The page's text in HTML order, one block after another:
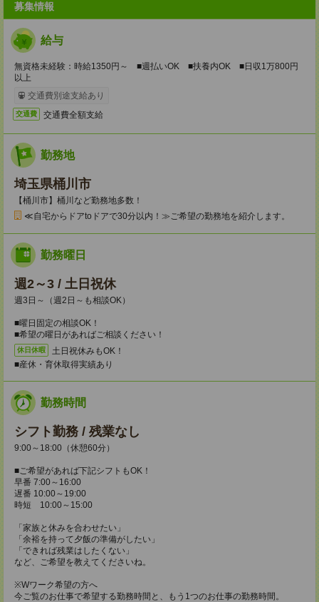
募集情報
給与
無資格未経験：時給1350円～ ■週払いOK ■扶養内OK ■日収1万800円
以上
交通費別途支給あり
交通費 交通費全額支給
勤務地
埼玉県桶川市
【桶川市】桶川など勤務地多数！
≪自宅からドアtoドアで30分以内！≫ご希望の勤務地を紹介します。
勤務曜日
週2～3 / 土日祝休
週3日～（週2日～も相談OK）
■曜日固定の相談OK！
■希望の曜日があればご相談ください！
休日休暇
土日祝休みもOK！
■産休・育休取得実績あり
勤務時間
シフト勤務 / 残業なし
9:00～18:00（休憩60分）
■ご希望があれば下記シフトもOK！
早番 7:00～16:00
遅番 10:00～19:00
時短 10:00～15:00
「家族と休みを合わせたい」
「余裕を持って夕飯の準備がしたい」
「できれば残業はしたくない」
など、ご希望を教えてくださいね。
※Wワーク希望の方へ
今ご覧のお仕事で希望する勤務時間と、もう1つのお仕事の勤務時間。